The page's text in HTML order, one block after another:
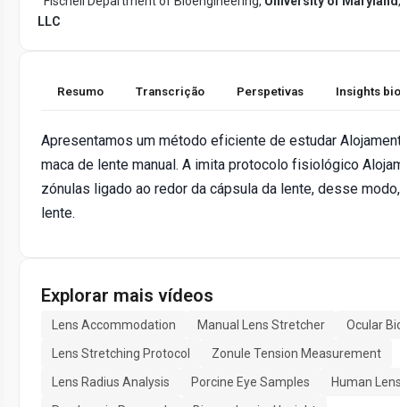
LLC
Resumo Transcrição Perspetivas Insights
Apresentamos um método eficiente de estudar
maca de lente manual. A imita protocolo fisiológico
zónulas ligado ao redor da cápsula da lente, desse
lente.
Explorar mais vídeos
Lens Accommodation Manual Lens Stretcher
Ocular
Lens Stretching Protocol
Zonule Tension Measurement
Lens Radius Analysis
Porcine Eye Samples
Human